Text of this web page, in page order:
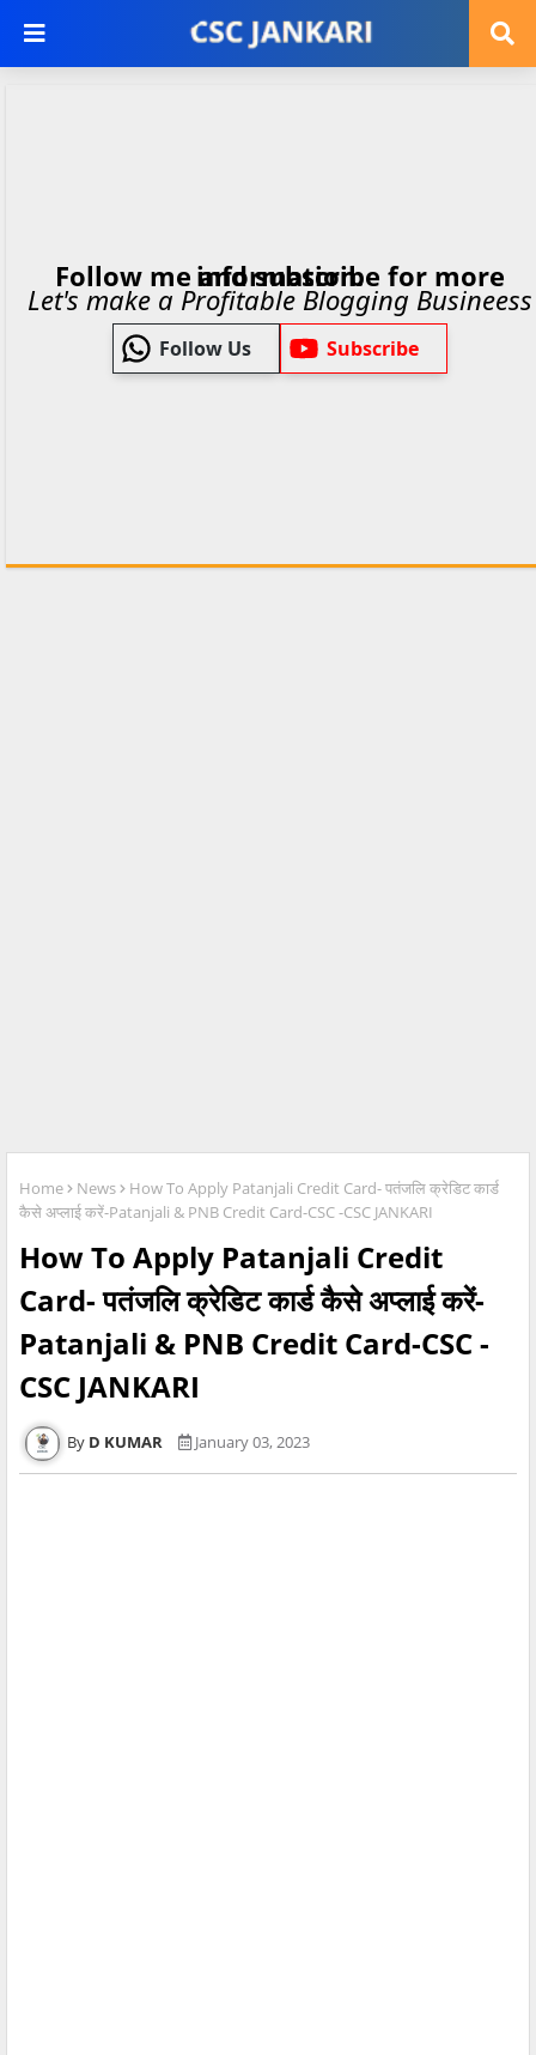
Follow me and subscribe for more information.
Let's make a Profitable Blogging Busineess
Follow Us Subscribe
Home News
How To Apply Patanjali Credit Card- पतंजलि क्रेडिट कार्ड
कैसे अप्लाई करें-Patanjali & PNB Credit Card-CSC -CSC JANKARI
How To Apply Patanjali Credit
Card- पतंजलि क्रेडिट कार्ड कैसे अप्लाई करें-
Patanjali & PNB Credit Card-CSC -
CSC JANKARI
D KUMAR January 03, 2023